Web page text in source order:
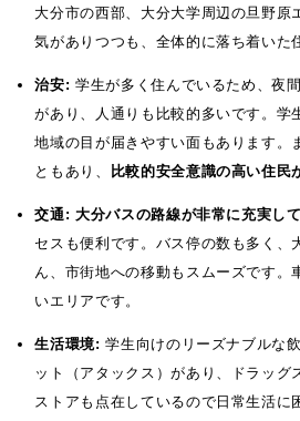
大分市の西部、大分大学周辺の旦野原
気がありつつも、全体的に落ち着いた
治安: 学生が多く住んでいるため、夜
があり、人通りも比較的多いです。学
地域の目が届きやすい面もあります。
ともあり、
比較的安全意識の高い住民
交通: 大分バスの路線が非常に充実し
セスも便利です。バス停の数も多く、
ん、市街地への移動もスムーズです。
いエリアです。
生活環境: 学生向けのリーズナブルな
ット（アタックス）があり、ドラッグ
ストアも点在しているので日常生活に